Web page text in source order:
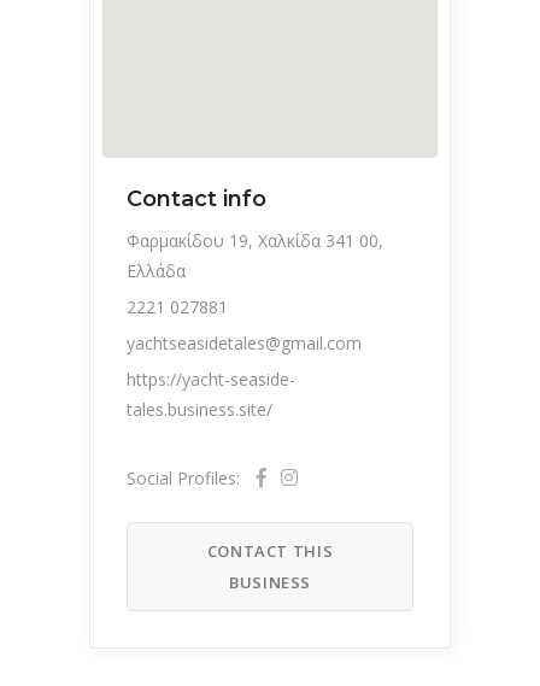
Contact info
Φαρμακίδου 19, Χαλκίδα 341 00,
Ελλάδα
2221 027881
yachtseasidetales@gmail.com
https://yacht-seaside-
tales.business.site/
Social Profiles:
CONTACT THIS
BUSINESS